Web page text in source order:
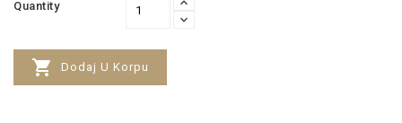
Quantity
 Dodaj U Korpu